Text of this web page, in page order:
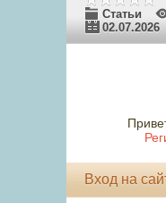
Статьи
02.07.2026
Вход на